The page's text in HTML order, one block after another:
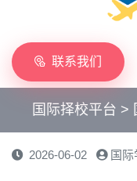
联系我们
国际择校平台 >
2026-06-02 国